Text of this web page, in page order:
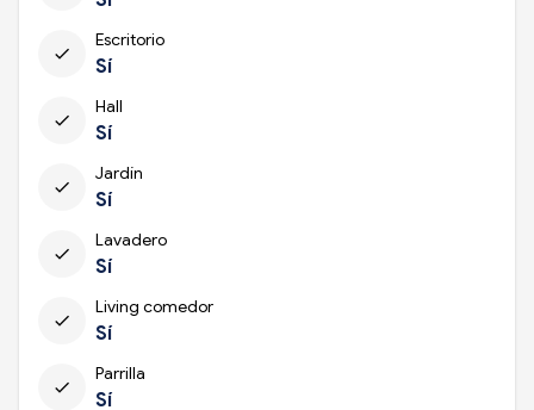
check
Escritorio
Sí
check
Hall
Sí
check
Jardín
Sí
check
Lavadero
Sí
check
Living comedor
Sí
check
Parrilla
Sí